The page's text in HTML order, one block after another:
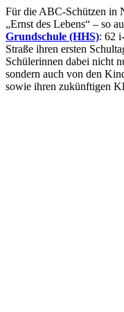
Für die ABC-Schützen in
„Ernst des Lebens“ – so
Grundschule (HHS): 62
Straße ihren ersten
Schülerinnen dabei nicht
sondern auch von den
sowie ihren zukünftigen